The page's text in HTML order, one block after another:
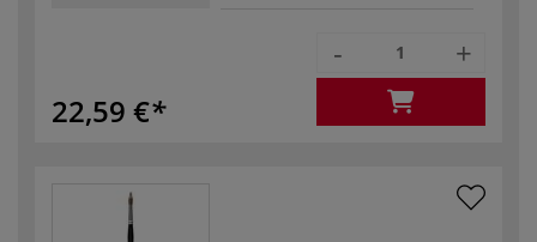
22,59 €
- +